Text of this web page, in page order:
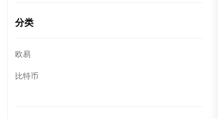
分类
欧易
比特币